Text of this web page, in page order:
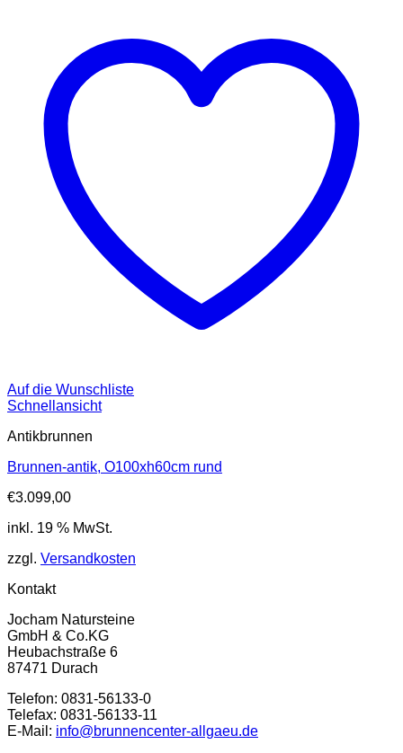
Auf die Wunschliste
Schnellansicht
Antikbrunnen
Brunnen-antik, O100xh60cm rund
€3.099,00
inkl. 19 % MwSt.
zzgl. Versandkosten
Kontakt
Jocham Natursteine
GmbH & Co.KG
Heubachstraße 6
87471 Durach
Telefon: 0831-56133-0
Telefax: 0831-56133-11
E-Mail: info@brunnencenter-allgaeu.de